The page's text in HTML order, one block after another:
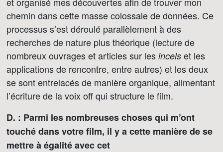
chemin dans cette masse colossale de données. Ce
processus s’est déroulé parallèlement à des
recherches de nature plus théorique (lecture de
nombreux ouvrages et articles sur les incels et les
applications de rencontre, entre autres) et les deux
se sont entrelacés de manière organique, alimentant
l’écriture de la voix off qui structure le film.
D. : Parmi les nombreuses choses qui m’ont
touché dans votre film, il y a cette manière de se
mettre à égalité avec cet